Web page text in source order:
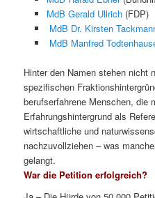
MdB Gerald Ullrich(FDP)
MdB Dr. Kirsten
MdB Manfred
Hinter den Namen stehen nicht
spezifischen
berufserfahrene Menschen, die
Erfahrungshintergrund als
wirtschaftliche und
nachzuvollziehen – was
gelangt.
War die Petition erfolgreich?